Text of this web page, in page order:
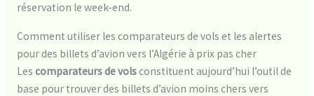
réservation le week-end.
Comment utiliser les comparateurs de vols et les alertes
pour des billets d’avion vers l’Algérie à prix pas cher
Les comparateurs de volsconstituent aujourd’hui l’outil de
base pour trouver des billets d’avion moins chers vers